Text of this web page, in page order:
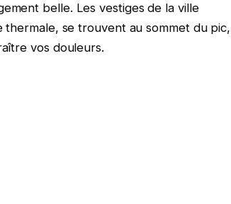
belle. Les vestiges de la ville
se trouvent au sommet du pic,
vos douleurs.